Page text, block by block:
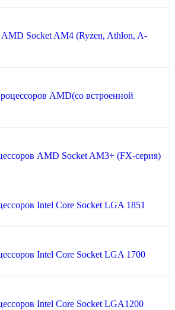
Socket AM4 (Ryzen, Athlon, A-
AMD(со встроенной
AMD Socket AM3+ (FX-серия)
Intel Core Socket LGA 1851
Intel Core Socket LGA 1700
Intel Core Socket LGA1200